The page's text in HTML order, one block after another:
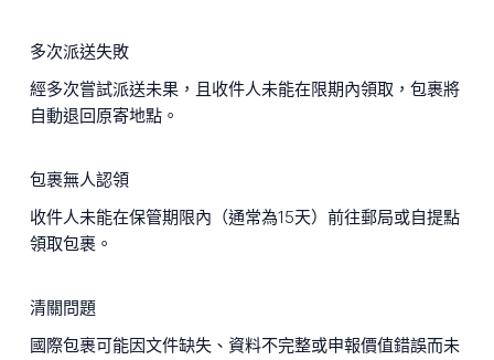
多次派送失敗
經多次嘗試派送未果，且收件人未能在限期內領取，包裹將
自動退回原寄地點。
包裹無人認領
收件人未能在保管期限內（通常為15天）前往郵局或自提點
領取包裹。
清關問題
國際包裹可能因文件缺失、資料不完整或申報價值錯誤而未